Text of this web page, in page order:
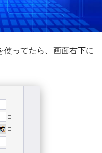
ってたら、画面右下に